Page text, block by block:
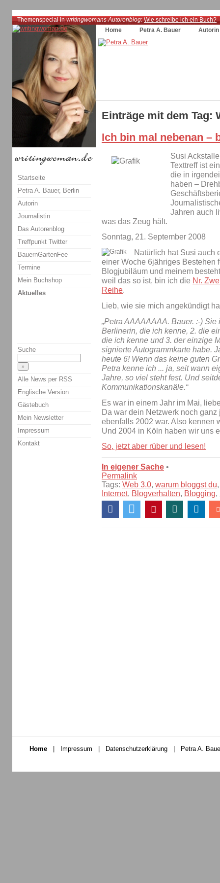
Themenspecial inwritingwomans Autorenblog:Wie schreibe ich ein Buch?
Home
Petra A. Bauer Autorin
Einträge mit dem Tag:
Ich bin mal nebenan –
Susi
Texttreff ist
die in
haben –
Jahren auch
was das Zeug hält.
Sonntag, 21. September 2008
Natürlich hat Susi auch
einer Woche 6jähriges Bestehen
Blogjubiläum und meinem
weil das so ist, bin ich die Nr.
Reihe.
Lieb, wie sie mich angekündigt
„Petra AAAAAAAA. Bauer. :-)
Berlinerin, die ich kenne, 2. die
die ich kenne und 3. der einzige
signierte Autogrammkarte habe.
heute 6! Wenn das keine guten
Petra kenne ich ... ja, seit wann
Jahre, so viel steht fest. Und
Kommunikationskanäle.“
Es war in einem Jahr im Mai,
Da war dein Netzwerk noch
ebenfalls 2002 war. Also kennen
Und 2004 in Köln haben wir uns
So, jetzt aber rüber und lesen!
In eigener Sache •
Permalink
Tags: Web 3.0, warum bloggst du
Internet, Blogverhalten, Blogging,
Startseite
Petra A. Bauer, Berlin
Autorin
Journalistin
Das Autorenblog
Treffpunkt Twitter
BauernGartenFee
Termine
Mein Buchshop
Aktuelles
Suche
Alle News per RSS
Englische Version
Gästebuch
Mein Newsletter
Impressum
Kontakt
Home | Impressum | Datenschutzerklärung | Petra A.